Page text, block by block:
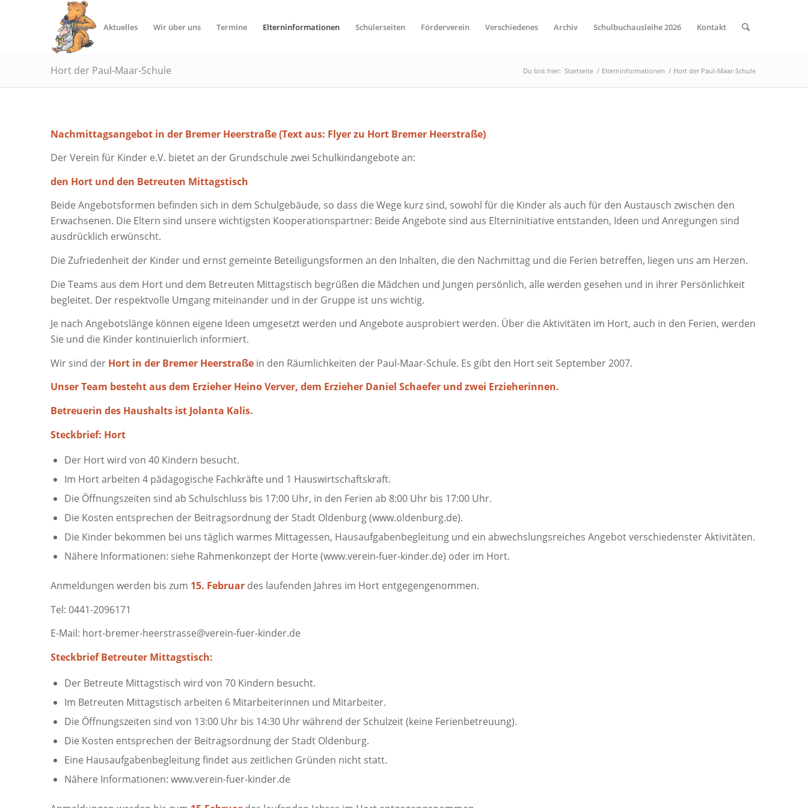
Home Aktuelles Wir über uns Termine Elterninformationen Schülerseiten Förderverein Verschiedenes Archiv Schulbuchausleihe 2026 Kontakt
Hort der Paul-Maar-Schule Du bist hier: Startseite / Elterninformationen / Hort der Paul-Maar-Schule
Nachmittagsangebot in der Bremer Heerstraße (Text aus: Flyer zu Hort Bremer Heerstraße)
Der Verein für Kinder e.V. bietet an der Grundschule zwei Schulkindangebote an:
den Hort und den Betreuten Mittagstisch
Beide Angebotsformen befinden sich in dem Schulgebäude, so dass die Wege kurz sind, sowohl für die Kinder als auch für den Austausch zwischen den
Erwachsenen. Die Eltern sind unsere wichtigsten Kooperationspartner: Beide Angebote sind aus Elterninitiative entstanden, Ideen und Anregungen sind
ausdrücklich erwünscht.
Die Zufriedenheit der Kinder und ernst gemeinte Beteiligungsformen an den Inhalten, die den Nachmittag und die Ferien betreffen, liegen uns am Herzen.
Die Teams aus dem Hort und dem Betreuten Mittagstisch begrüßen die Mädchen und Jungen persönlich, alle werden gesehen und in ihrer Persönlichkeit
begleitet. Der respektvolle Umgang miteinander und in der Gruppe ist uns wichtig.
Je nach Angebotslänge können eigene Ideen umgesetzt werden und Angebote ausprobiert werden. Über die Aktivitäten im Hort, auch in den Ferien, werden
Sie und die Kinder kontinuierlich informiert.
Wir sind der Hort in der Bremer Heerstraßein den Räumlichkeiten der Paul-Maar-Schule. Es gibt den Hort seit September 2007.
Unser Team besteht aus dem Erzieher Heino Verver, dem Erzieher Daniel Schaefer und zwei Erzieherinnen.
Betreuerin des Haushalts ist Jolanta Kalis.
Steckbrief: Hort
Der Hort wird von 40 Kindern besucht.
Im Hort arbeiten 4 pädagogische Fachkräfte und 1 Hauswirtschaftskraft.
Die Öffnungszeiten sind ab Schulschluss bis 17:00 Uhr, in den Ferien ab 8:00 Uhr bis 17:00 Uhr.
Die Kosten entsprechen der Beitragsordnung der Stadt Oldenburg (www.oldenburg.de).
Die Kinder bekommen bei uns täglich warmes Mittagessen, Hausaufgabenbegleitung und ein abwechslungsreiches Angebot verschiedenster Aktivitäten.
Nähere Informationen: siehe Rahmenkonzept der Horte (www.verein-fuer-kinder.de) oder im Hort.
Anmeldungen werden bis zum 15. Februardes laufenden Jahres im Hort entgegengenommen.
Tel: 0441-2096171
E-Mail: hort-bremer-heerstrasse@verein-fuer-kinder.de
Steckbrief Betreuter Mittagstisch:
Der Betreute Mittagstisch wird von 70 Kindern besucht.
Im Betreuten Mittagstisch arbeiten 6 Mitarbeiterinnen und Mitarbeiter.
Die Öffnungszeiten sind von 13:00 Uhr bis 14:30 Uhr während der Schulzeit (keine Ferienbetreuung).
Die Kosten entsprechen der Beitragsordnung der Stadt Oldenburg.
Eine Hausaufgabenbegleitung findet aus zeitlichen Gründen nicht statt.
Nähere Informationen: www.verein-fuer-kinder.de